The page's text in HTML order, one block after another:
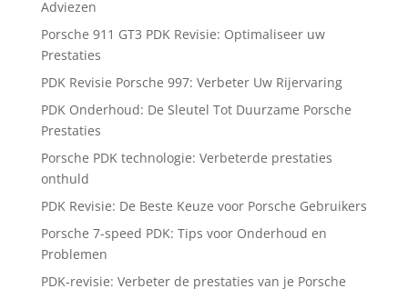
Adviezen
Porsche 911 GT3 PDK Revisie: Optimaliseer uw
Prestaties
PDK Revisie Porsche 997: Verbeter Uw Rijervaring
PDK Onderhoud: De Sleutel Tot Duurzame Porsche
Prestaties
Porsche PDK technologie: Verbeterde prestaties
onthuld
PDK Revisie: De Beste Keuze voor Porsche Gebruikers
Porsche 7-speed PDK: Tips voor Onderhoud en
Problemen
PDK-revisie: Verbeter de prestaties van je Porsche